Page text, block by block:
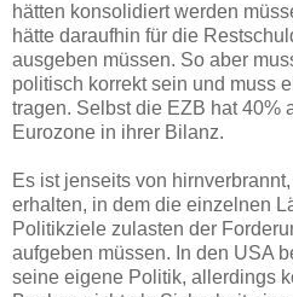
hätten konsolidiert werden
hätte daraufhin für die
ausgeben müssen. So aber
politisch korrekt sein und muss
tragen. Selbst die EZB hat 40%
Eurozone in ihrer Bilanz.
Es ist jenseits von
erhalten, in dem die einzelnen
Politikziele zulasten der
aufgeben müssen. In den USA
seine eigene Politik, allerdings